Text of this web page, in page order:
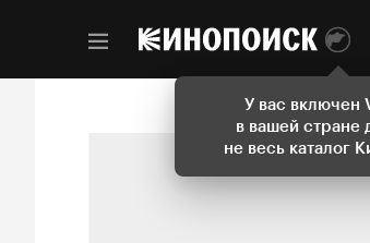
У вас включен
в вашей стране
не весь каталог